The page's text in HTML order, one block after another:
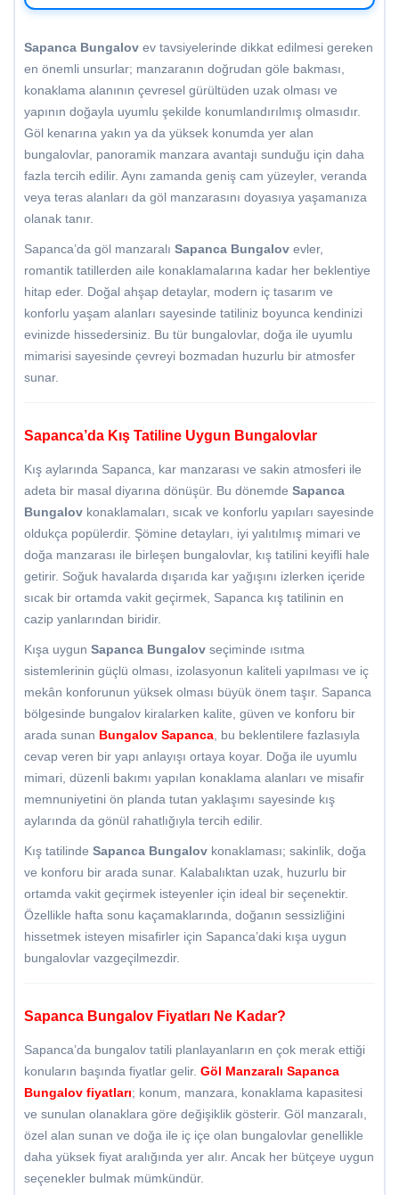
Sapanca Bungalov ev tavsiyelerinde dikkat edilmesi gereken
en önemli unsurlar; manzaranın doğrudan göle bakması,
konaklama alanının çevresel gürültüden uzak olması ve
yapının doğayla uyumlu şekilde konumlandırılmış olmasıdır.
Göl kenarına yakın ya da yüksek konumda yer alan
bungalovlar, panoramik manzara avantajı sunduğu için daha
fazla tercih edilir. Aynı zamanda geniş cam yüzeyler, veranda
veya teras alanları da göl manzarasını doyasıya yaşamanıza
olanak tanır.
Sapanca’da göl manzaralı Sapanca Bungalov evler,
romantik tatillerden aile konaklamalarına kadar her beklentiye
hitap eder. Doğal ahşap detaylar, modern iç tasarım ve
konforlu yaşam alanları sayesinde tatiliniz boyunca kendinizi
evinizde hissedersiniz. Bu tür bungalovlar, doğa ile uyumlu
mimarisi sayesinde çevreyi bozmadan huzurlu bir atmosfer
sunar.
Sapanca’da Kış Tatiline Uygun Bungalovlar
Kış aylarında Sapanca, kar manzarası ve sakin atmosferi ile
adeta bir masal diyarına dönüşür. Bu dönemde Sapanca
Bungalov konaklamaları, sıcak ve konforlu yapıları sayesinde
oldukça popülerdir. Şömine detayları, iyi yalıtılmış mimari ve
doğa manzarası ile birleşen bungalovlar, kış tatilini keyifli hale
getirir. Soğuk havalarda dışarıda kar yağışını izlerken içeride
sıcak bir ortamda vakit geçirmek, Sapanca kış tatilinin en
cazip yanlarından biridir.
Kışa uygun Sapanca Bungalov seçiminde ısıtma
sistemlerinin güçlü olması, izolasyonun kaliteli yapılması ve iç
mekân konforunun yüksek olması büyük önem taşır. Sapanca
bölgesinde bungalov kiralarken kalite, güven ve konforu bir
arada sunan Bungalov Sapanca, bu beklentilere fazlasıyla
cevap veren bir yapı anlayışı ortaya koyar. Doğa ile uyumlu
mimari, düzenli bakımı yapılan konaklama alanları ve misafir
memnuniyetini ön planda tutan yaklaşımı sayesinde kış
aylarında da gönül rahatlığıyla tercih edilir.
Kış tatilinde Sapanca Bungalov konaklaması; sakinlik, doğa
ve konforu bir arada sunar. Kalabalıktan uzak, huzurlu bir
ortamda vakit geçirmek isteyenler için ideal bir seçenektir.
Özellikle hafta sonu kaçamaklarında, doğanın sessizliğini
hissetmek isteyen misafirler için Sapanca’daki kışa uygun
bungalovlar vazgeçilmezdir.
Sapanca Bungalov Fiyatları Ne Kadar?
Sapanca’da bungalov tatili planlayanların en çok merak ettiği
konuların başında fiyatlar gelir. Göl Manzaralı Sapanca
Bungalov fiyatları; konum, manzara, konaklama kapasitesi
ve sunulan olanaklara göre değişiklik gösterir. Göl manzaralı,
özel alan sunan ve doğa ile iç içe olan bungalovlar genellikle
daha yüksek fiyat aralığında yer alır. Ancak her bütçeye uygun
seçenekler bulmak mümkündür.